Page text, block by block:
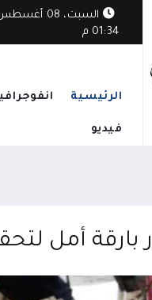
01:34 م
الرئيسية
فيديو
بارقة أمل